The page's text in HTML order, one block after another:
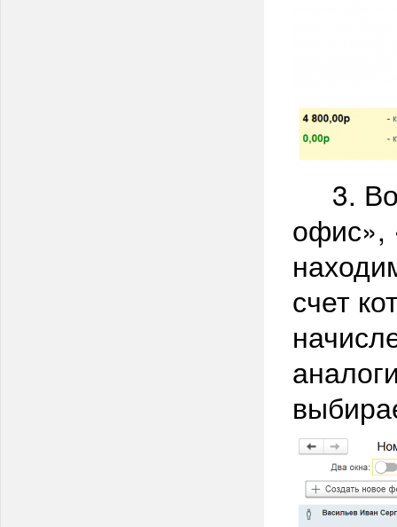
3.
офис»,
счет